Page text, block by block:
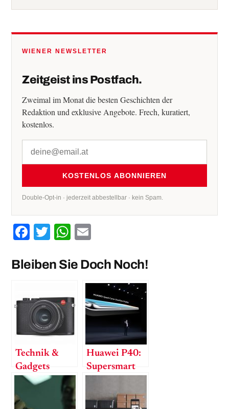
WIENER NEWSLETTER
Zeitgeist ins Postfach.
Zweimal im Monat die besten Geschichten der
Redaktion und exklusive Angebote. Frech, kuratiert,
kostenlos.
KOSTENLOS ABONNIEREN
Double-Opt-in · jederzeit abbestellbar · kein Spam.
Facebook
TwitterWhatsApp
Bleiben Sie Doch Noch!
Technik &
Gadgets
Huawei P40:
Supersmart
ultrascharf